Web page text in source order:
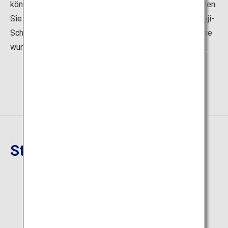
können Sie den Mond bewundern, und im Winter genießen
Sie die Nabe-Kochkunst auf einem Yukimi-Boot mit Shoji-
Schiebetüren und Kotatsu-Heizgeräten. Genießen Sie die
wunderbare Vielfalt an Bootstouren zu jeder Jahreszeit.
Standort